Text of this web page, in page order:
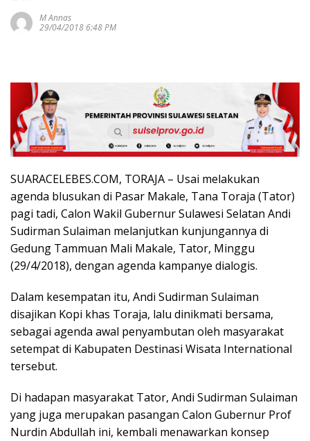
M Annas
29/04/2018 6:48 PM
SUARACELEBES.COM, TORAJA – Usai melakukan
agenda blusukan di Pasar Makale, Tana Toraja (Tator)
pagi tadi, Calon Wakil Gubernur Sulawesi Selatan Andi
Sudirman Sulaiman melanjutkan kunjungannya di
Gedung Tammuan Mali Makale, Tator, Minggu
(29/4/2018), dengan agenda kampanye dialogis.
Dalam kesempatan itu, Andi Sudirman Sulaiman
disajikan Kopi khas Toraja, lalu dinikmati bersama,
sebagai agenda awal penyambutan oleh masyarakat
setempat di Kabupaten Destinasi Wisata International
tersebut.
Di hadapan masyarakat Tator, Andi Sudirman Sulaiman
yang juga merupakan pasangan Calon Gubernur Prof
Nurdin Abdullah ini, kembali menawarkan konsep